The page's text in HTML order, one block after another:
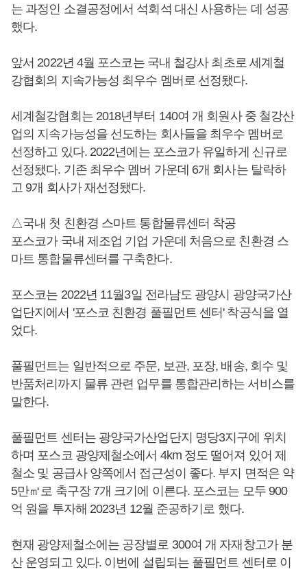
는 과정인 소결공정에서 석회석 대신 사용하는 데 성공
했다.
앞서 2022년 4월 포스코는 국내 철강사 최초로 세계철
강협회의 지속가능성 최우수 멤버로 선정됐다.
세계철강협회는 2018년부터 140여 개 회원사 중 철강산
업의 지속가능성을 선도하는 회사들을 최우수 멤버로
선정하고 있다. 2022년에는 포스코가 유일하게 신규로
선정됐다. 기존 최우수 멤버 가운데 6개 회사는 탈락하
고 9개 회사가 재선정됐다.
△국내 첫 친환경 스마트 통합물류센터 착공
포스코가 국내 제조업 기업 가운데 처음으로 친환경 스
마트 통합물류센터를 구축한다.
포스코는 2022년 11월3일 전라남도 광양시 광양국가산
업단지에서 '포스코 친환경 풀필먼트 센터' 착공식을 열
었다.
풀필먼트는 일반적으로 주문, 보관, 포장, 배송, 회수 및
반품처리까지 물류 관련 업무를 통합관리하는 서비스를
말한다.
풀필먼트 센터는 광양국가산업단지 명당3지구에 위치
하며 포스코 광양제철소에서 4km 정도 떨어져 있어 제
철소 및 공급사 양쪽에서 접근성이 좋다. 부지 면적은 약
5만㎡로 축구장 7개 크기에 이른다. 포스코는 모두 900
억 원을 투자해 2023년 12월 준공하기로 했다.
현재 광양제철소에는 공장별로 300여 개 자재창고가 분
산 운영되고 있다. 이번에 설립되는 풀필먼트 센터로 이